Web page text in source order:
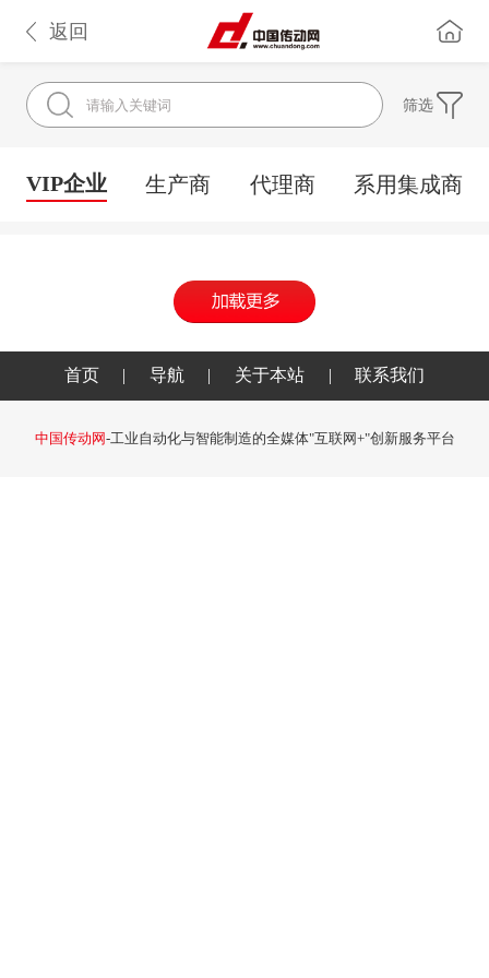
返回
筛选
VIP企业 生产商 代理商 系用集成商
首页 | 导航 | 关于本站 | 联系我们
中国传动网-工业自动化与智能制造的全媒体"互联网+"创新服务平台